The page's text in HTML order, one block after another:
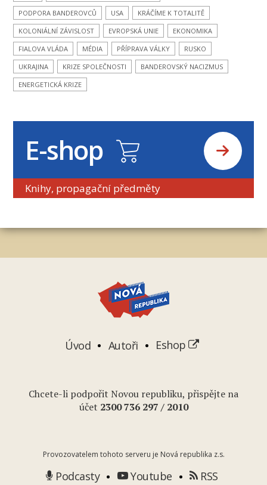
PODPORA BANDEROVCŮ
USA
KRÁČÍME K TOTALITĚ
KOLONIÁLNÍ ZÁVISLOST
EVROPSKÁ UNIE
EKONOMIKA
FIALOVA VLÁDA
MÉDIA PŘÍPRAVA VÁLKY
RUSKO
UKRAJINA
KRIZE SPOLEČNOSTI
BANDEROVSKÝ NACIZMUS
ENERGETICKÁ KRIZE
E-shop
Knihy, propagační předměty
Úvod Autoři Eshop
Chcete-li podpořit Novou republiku, přispějte na
účet 2300 736 297 / 2010
Provozovatelem tohoto serveru je Nová republika z.s.
Podcasty Youtube RSS